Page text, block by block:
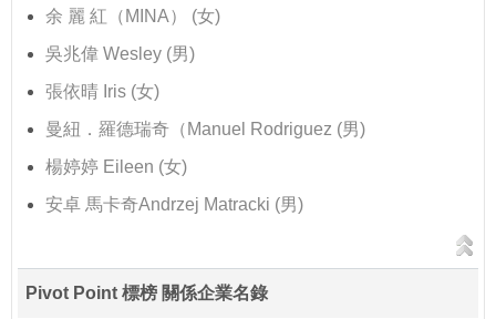
余 麗 紅（MINA） (女)
吳兆偉 Wesley (男)
張依晴 Iris (女)
曼紐．羅德瑞奇（Manuel Rodriguez (男)
楊婷婷 Eileen (女)
安卓 馬卡奇Andrzej Matracki (男)
Pivot Point 標榜 關係企業名錄